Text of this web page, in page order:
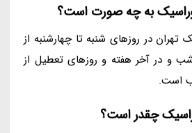
به چه صورت است؟
تهران در روزهای شنبه تا چهارشنبه از
9 صبح الی 10 شب و در آخر هفته و روزهای تعطیل از
چقدر است؟